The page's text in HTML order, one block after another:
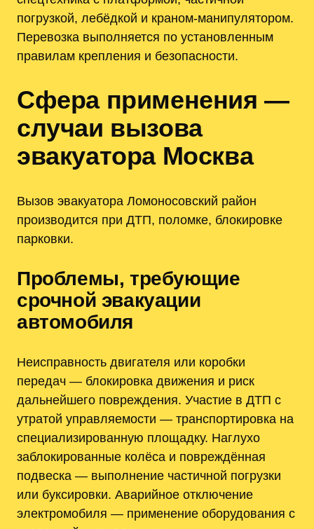
погрузкой, лебёдкой и краном‑манипулятором.
Перевозка выполняется по установленным
правилам крепления и безопасности.
Сфера применения —
случаи вызова
эвакуатора Москва
Вызов эвакуатора Ломоносовский район
производится при ДТП, поломке, блокировке
парковки.
Проблемы, требующие
срочной эвакуации
автомобиля
Неисправность двигателя или коробки
передач — блокировка движения и риск
дальнейшего повреждения. Участие в ДТП с
утратой управляемости — транспортировка на
специализированную площадку. Наглухо
заблокированные колёса и повреждённая
подвеска — выполнение частичной погрузки
или буксировки. Аварийное отключение
электромобиля — применение оборудования с